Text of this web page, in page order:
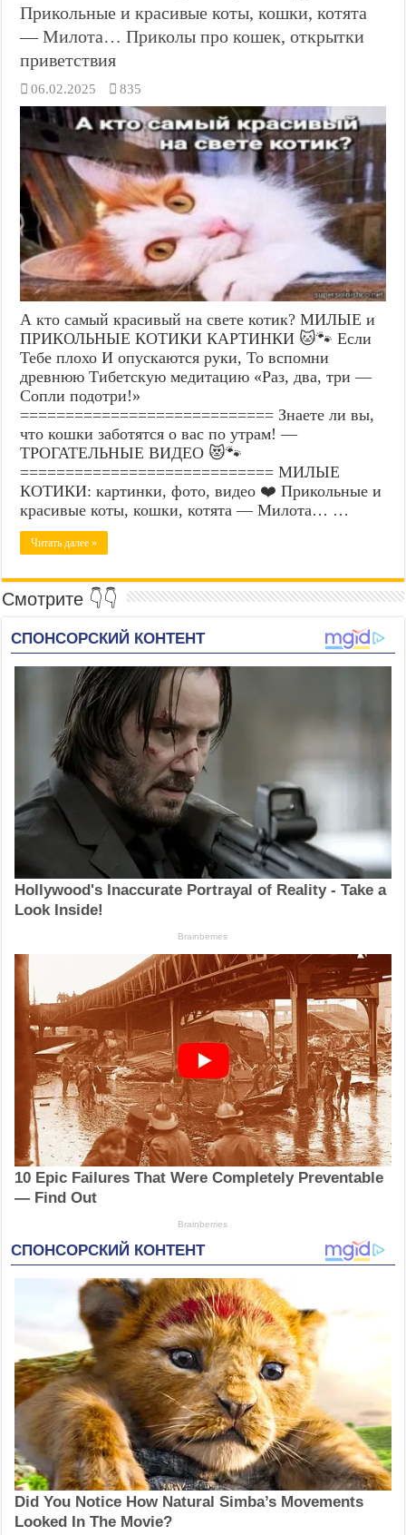
Прикольные и красивые коты, кошки, котята
— Милота… Приколы про кошек, открытки
приветствия
06.02.2025 835
А кто самый красивый на свете котик? МИЛЫЕ и
ПРИКОЛЬНЫЕ КОТИКИ КАРТИНКИ 🐱🐾 Если
Тебе плохо И опускаются руки, То вспомни
древнюю Тибетскую медитацию «Раз, два, три —
Сопли подотри!»
============================ Знаете ли вы,
что кошки заботятся о вас по утрам! —
ТРОГАТЕЛЬНЫЕ ВИДЕО 😻🐾
============================ МИЛЫЕ
КОТИКИ: картинки, фото, видео ❤️ Прикольные и
красивые коты, кошки, котята — Милота… …
Читать далее »
Смотрите 👇👇